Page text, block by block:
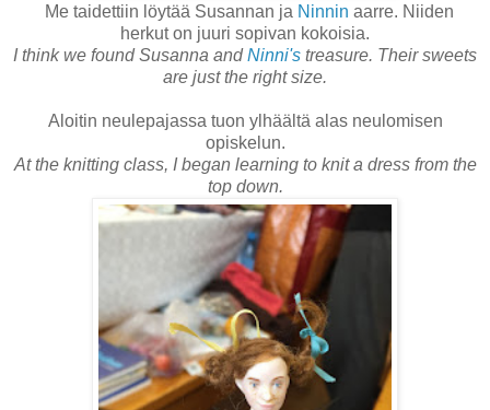
Me taidettiin löytää Susannan ja Ninnin aarre. Niiden
herkut on juuri sopivan kokoisia.
I think we found Susanna andNinni's treasure. Their sweets
are just the right size.
Aloitin neulepajassa tuon ylhäältä alas neulomisen
opiskelun.
At the knitting class, I began learning to knit a dress from the
top down.